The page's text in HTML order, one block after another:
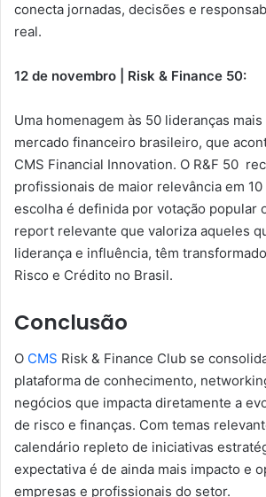
conecta jornadas, decisões e
real.
12 de novembro | Risk & Finance 50:
Uma homenagem às 50 lideranças
mercado financeiro brasileiro, que
CMS Financial Innovation. O R&F 50
profissionais de maior relevância em
escolha é definida por votação popular
report relevante que valoriza aqueles
liderança e influência, têm
Risco e Crédito no Brasil.
Conclusão
O CMS Risk & Finance Club se
plataforma de conhecimento,
negócios que impacta diretamente a
de risco e finanças. Com temas
calendário repleto de iniciativas
expectativa é de ainda mais impacto e
empresas e profissionais do setor.